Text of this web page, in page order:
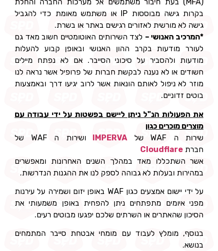
בקרות גישה מבוססות IP או משתמש מאומת כדי להגביל
גישה לא מורשית לאזורים רגישים באתר או בשרת.
*המרכיב האנושי – לצד השירותים האוטומטיים חשוב מאד גם
לעורר מודעות בקרב ההון האנושי ובאופן קבוע להעלות
מודעות ולהסביר על סיכוני הסייבר. אם לא נפתח מיילים
חשודים או לא נענה לבקשת חברות של פרופיל אשר נראה לנו
מוזר לא ניפול לאותם הונאות אשר לרוב יגיעו דרך ובאמצעות
בוטים זדוניים.
את הפעולות הנ"ל ניתן ליישם בפשטות על ידי עבודה עם
מוצרים מוכרים כגון
שירות ה WAF של
IMPERVA
ושירות ה WAF של
חברת Cloudflare
אשר השתכללו מאד במהלך השנים האחרונות ומאפשרים
במהירות ובעלות לא גבוהה לספק לנו את ההגנות הנדרשות.
על ידי יישום אמצעים כגון WAF באופן יזום ושמירה על עירנות
מפני איומים מתפתחים ניתן להפחית באופן משמעותי את
הסיכון שהאתרים או השרתים שלכם יפגעו מבוטים רעים.
בנוסף, מומלץ לעבוד עם מומחי אבטחת סייבר המתמחים
בנושא.